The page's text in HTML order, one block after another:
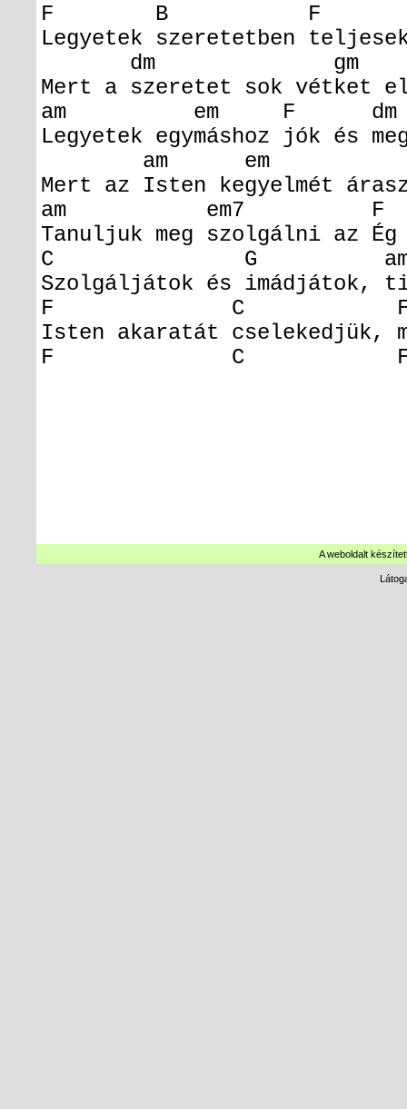
F B F
Legyetek szeretetben
dm gm C
Mert a szeretet sok vétket
am em F dm
Legyetek egymáshoz jók és
am em F
Mert az Isten kegyelmét
am em7 F
Tanuljuk meg szolgálni az
C G
Szolgáljátok és
F C F
Isten akaratát cselekedjük,
F C F
A weboldalt